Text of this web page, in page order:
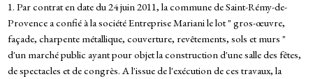
1. Par contrat en date du 24 juin 2011, la commune de Saint-Rémy-de-
Provence a confié à la société Entreprise Mariani le lot " gros-œuvre,
façade, charpente métallique, couverture, revêtements, sols et murs "
d'un marché public ayant pour objet la construction d'une salle des fêtes,
de spectacles et de congrès. A l'issue de l'exécution de ces travaux, la